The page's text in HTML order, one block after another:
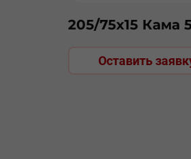
205/75х15 Кама
Оставить